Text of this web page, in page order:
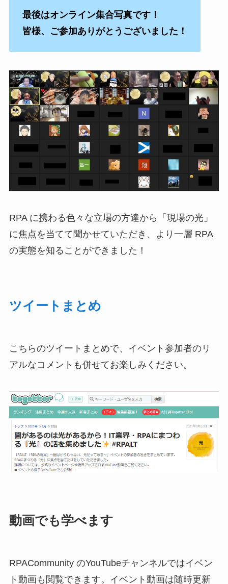
最後はオンライン集合写真です！
皆様、ご参加ありがとうございました！
RPA に携わる色々な立場の方達から「現場の光」
に焦点を当てて聞かせていただき、より一層 RPA
の実態を知ることができました！
ツイートまとめ
こちらのツイートまとめで、イベント参加者のリ
アルなコメントも併せてお楽しみください。
動画でも学べます
RPACommunity のYouTubeチャンネルではイベン
ト動画も閲覧できます。イベント動画は随時更新